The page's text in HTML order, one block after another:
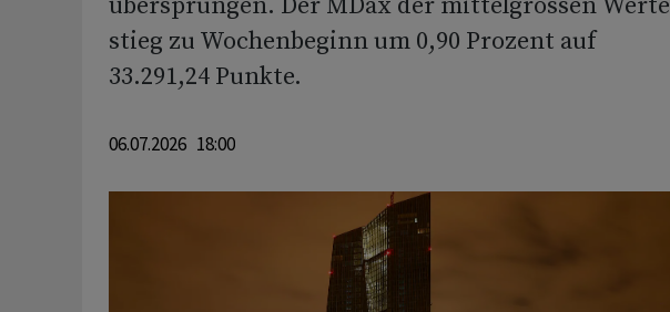
übersprungen. Der MDax der mittelgrossen Werte
stieg zu Wochenbeginn um 0,90 Prozent auf
33.291,24 Punkte.
06.07.2026 18:00